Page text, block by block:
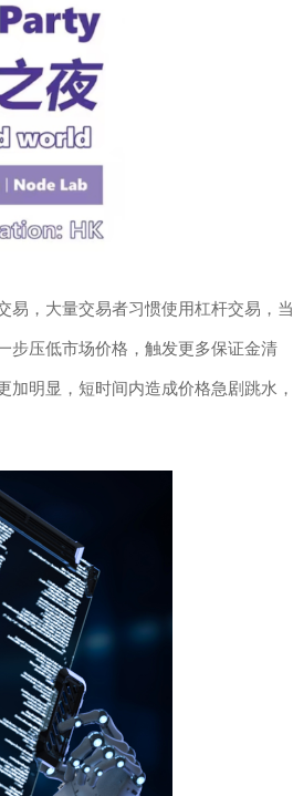
易，大量交易者习惯使用杠杆交易，当
步压低市场价格，触发更多保证金清
明显，短时间内造成价格急剧跳水，